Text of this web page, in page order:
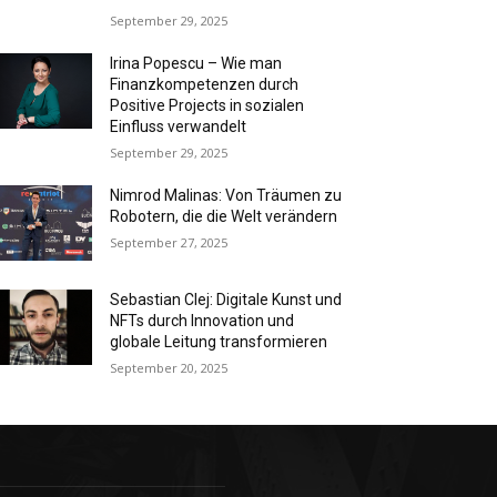
September 29, 2025
Irina Popescu – Wie man
Finanzkompetenzen durch
Positive Projects in sozialen
Einfluss verwandelt
September 29, 2025
Nimrod Malinas: Von Träumen zu
Robotern, die die Welt verändern
September 27, 2025
Sebastian Clej: Digitale Kunst und
NFTs durch Innovation und
globale Leitung transformieren
September 20, 2025